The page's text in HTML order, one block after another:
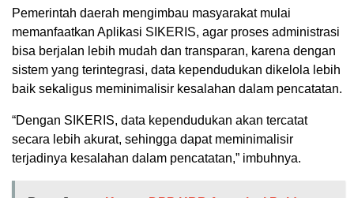
Pemerintah daerah mengimbau masyarakat mulai
memanfaatkan Aplikasi SIKERIS, agar proses administrasi
bisa berjalan lebih mudah dan transparan, karena dengan
sistem yang terintegrasi, data kependudukan dikelola lebih
baik sekaligus meminimalisir kesalahan dalam pencatatan.
“Dengan SIKERIS, data kependudukan akan tercatat
secara lebih akurat, sehingga dapat meminimalisir
terjadinya kesalahan dalam pencatatan,” imbuhnya.